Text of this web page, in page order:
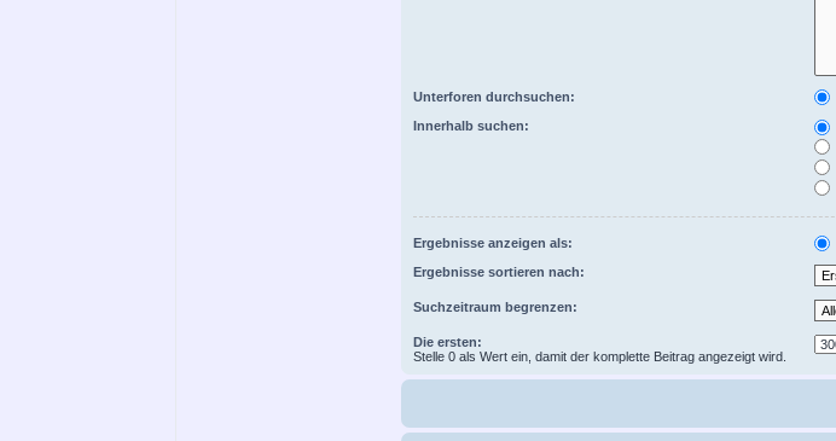
Unterforen durchsuchen:
Innerhalb suchen:
Ergebnisse anzeigen als:
Ergebnisse sortieren nach:
Suchzeitraum begrenzen:
Die ersten:
Stelle 0 als Wert ein, damit der komplette Beitrag angezeigt wird.